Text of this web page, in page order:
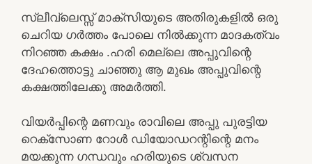
സ്ലീവ്ലെസ്സ് മാക്സിയുടെ അതിരുകളിൽ ഒരു
ചെറിയ ഗർത്തം പോലെ നിൽക്കുന്ന മാദകത്വം
നിറഞ്ഞ കക്ഷം .ഹരി മെല്ലെ അപ്പുവിന്റെ
ദേഹത്തൊട്ടു ചാഞ്ഞു ആ മുഖം അപ്പുവിന്റെ
കക്ഷത്തിലേക്കു അമർത്തി.
വിയർപ്പിന്റെ മണവും രാവിലെ അപ്പു പുരട്ടിയ
റെക്സോണ റോൾ ഡിയോഡറന്റിന്റെ മനം
മയക്കുന്ന ഗന്ധവും ഹരിയുടെ ശ്വസന